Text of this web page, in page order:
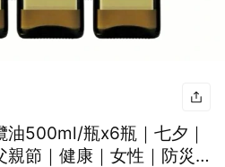
油500ml/瓶x6瓶｜七夕｜
節｜健康｜女性｜防災